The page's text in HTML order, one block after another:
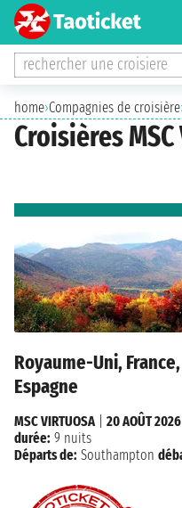
rechercher une croisiere
home›Compagnies de croisière
Croisières
Royaume-Uni,
Espagne
MSC VIRTUOSA
20 AOÛT 2026
durée: 9 nuits
Départs de: Southampton